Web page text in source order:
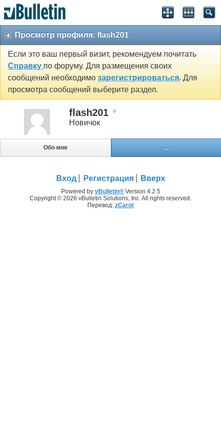
Просмотр профиля: flash201
Если это ваш первый визит, рекомендуем почитать
Справку по форуму. Для размещения своих
сообщений необходимо зарегистрироваться. Для
просмотра сообщений выберите раздел.
flash201
Новичок
Обо мне ...
Вход Регистрация Вверх
Powered by vBulletin®Version 4.2.5
Copyright © 2026 vBulletin Solutions, Inc. All rights reserved.
Перевод: zCarot